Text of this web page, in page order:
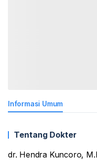
Informasi Umum
Tentang Dokter
dr. Hendra Kuncoro,